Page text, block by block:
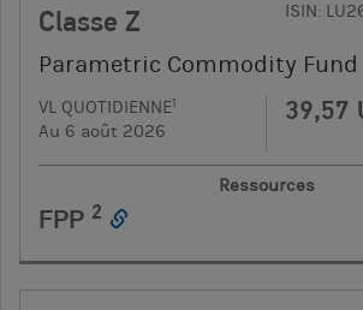
Classe Z ISIN:
Parametric Commodity Fund
VL QUOTIDIENNE1
Au 6 août 2026
39,57
Ressources
FPP 2